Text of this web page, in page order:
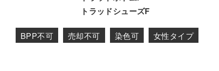
トラッドシューズF
BPP不可 売却不可 染色可 女性タイプ